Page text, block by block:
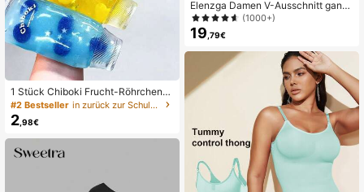
1 Stück Chiboki Frucht-Röhrchen-
Quetschspielzeug, transparentes Gl
itzer-Pailletten-Squishy, süßes Fru
cht-Perlen-Stressabbau-Spielzeu
g, Angstlinderung, kreatives Deskto
p-Fidget-Spielzeug für Kinder
#2 Bestseller in zurück zur Schule Bastelsets für Kindermode
2 ,98€
Elenzga Damen V-Ausschnitt ganzf
lächiger Muster Lässig Maxikleid
(1000+)
19 ,79€